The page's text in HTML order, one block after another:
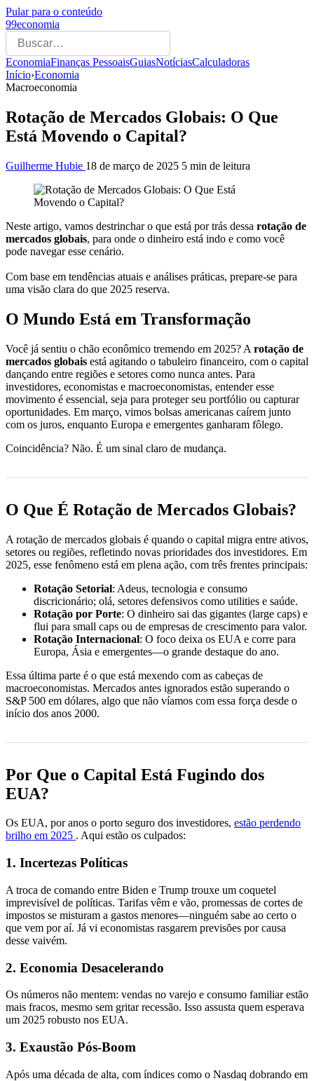
Pular para o conteúdo
99economia
EconomiaFinanças PessoaisGuiasNotíciasCalculadoras
Início›Economia
Macroeconomia
Rotação de Mercados Globais: O Que
Está Movendo o Capital?
Guilherme Hubie 18 de março de 2025 5 min de leitura
Neste artigo, vamos destrinchar o que está por trás dessa rotação de
mercados globais, para onde o dinheiro está indo e como você
pode navegar esse cenário.
Com base em tendências atuais e análises práticas, prepare-se para
uma visão clara do que 2025 reserva.
O Mundo Está em Transformação
Você já sentiu o chão econômico tremendo em 2025? A rotação de
mercados globais está agitando o tabuleiro financeiro, com o capital
dançando entre regiões e setores como nunca antes. Para
investidores, economistas e macroeconomistas, entender esse
movimento é essencial, seja para proteger seu portfólio ou capturar
oportunidades. Em março, vimos bolsas americanas caírem junto
com os juros, enquanto Europa e emergentes ganharam fôlego.
Coincidência? Não. É um sinal claro de mudança.
O Que É Rotação de Mercados Globais?
A rotação de mercados globais é quando o capital migra entre ativos,
setores ou regiões, refletindo novas prioridades dos investidores. Em
2025, esse fenômeno está em plena ação, com três frentes principais:
Rotação Setorial: Adeus, tecnologia e consumo
discricionário; olá, setores defensivos como utilities e saúde.
Rotação por Porte: O dinheiro sai das gigantes (large caps) e
flui para small caps ou de empresas de crescimento para valor.
Rotação Internacional: O foco deixa os EUA e corre para
Europa, Ásia e emergentes—o grande destaque do ano.
Essa última parte é o que está mexendo com as cabeças de
macroeconomistas. Mercados antes ignorados estão superando o
S&P 500 em dólares, algo que não víamos com essa força desde o
início dos anos 2000.
Por Que o Capital Está Fugindo dos
EUA?
Os EUA, por anos o porto seguro dos investidores, estão perdendo
brilho em 2025 . Aqui estão os culpados:
1. Incertezas Políticas
A troca de comando entre Biden e Trump trouxe um coquetel
imprevisível de políticas. Tarifas vêm e vão, promessas de cortes de
impostos se misturam a gastos menores—ninguém sabe ao certo o
que vem por aí. Já vi economistas rasgarem previsões por causa
desse vaivém.
2. Economia Desacelerando
Os números não mentem: vendas no varejo e consumo familiar estão
mais fracos, mesmo sem gritar recessão. Isso assusta quem esperava
um 2025 robusto nos EUA.
3. Exaustão Pós-Boom
Após uma década de alta, com índices como o Nasdaq dobrando em